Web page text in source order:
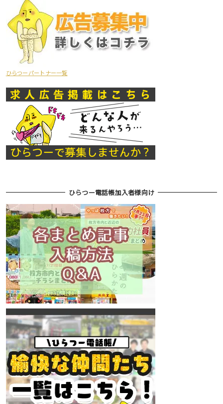
ひらつーパートナー一覧
ひらつー電話帳加入者様向け